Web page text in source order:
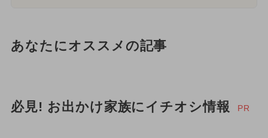
あなたにオススメの記事
必見! お出かけ家族にイチオシ情報 PR